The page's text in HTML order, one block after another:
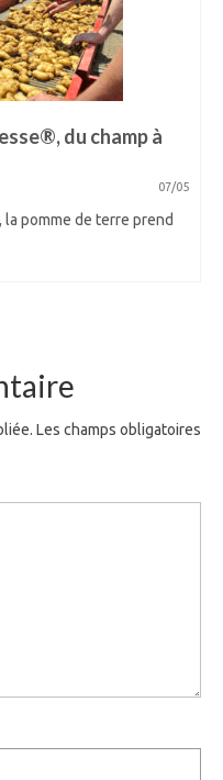
du champ à
07/05
la pomme de terre prend
Les champs obligatoires